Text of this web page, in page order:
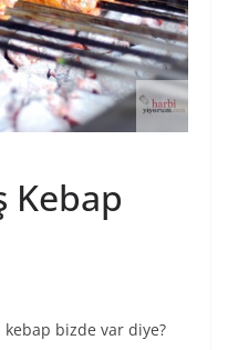
Kebap
bizde var diye?